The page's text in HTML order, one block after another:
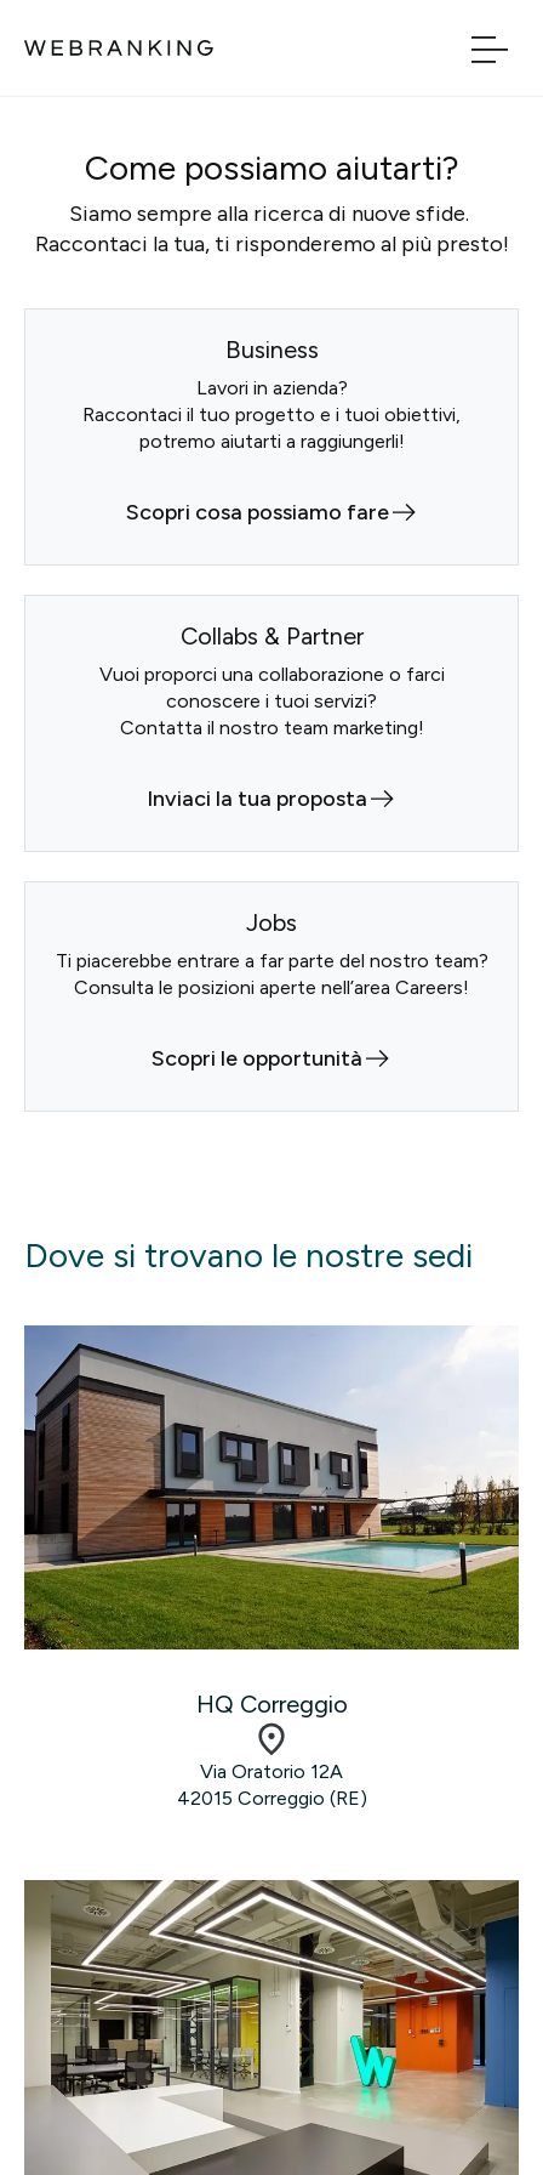
Boost
Bridge
Cosa facciamo
Come possiamo aiutarti?
Siamo sempre alla ricerca di nuove sfide.
Raccontaci la tua, ti risponderemo al più presto!
Business
Lavori in azienda?
Raccontaci il tuo progetto e i tuoi obiettivi,
potremo aiutarti a raggiungerli!
Scopri cosa possiamo fare
Collabs & Partner
Vuoi proporci una collaborazione o farci
conoscere i tuoi servizi?
Contatta il nostro team marketing!
Inviaci la tua proposta
Jobs
Ti piacerebbe entrare a far parte del nostro team?
Consulta le posizioni aperte nell’area Careers!
Scopri le opportunità
Dove si trovano le nostre sedi
HQ Correggio
Via Oratorio 12A
42015 Correggio (RE)